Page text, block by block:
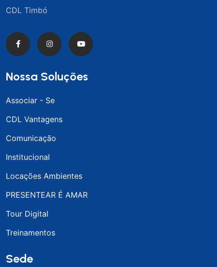
CDL Timbó
Nossa Soluções
Associar - Se
CDL Vantagens
Comunicação
Institucional
Locações Ambientes
PRESENTEAR É AMAR
Tour Digital
Treinamentos
Sede